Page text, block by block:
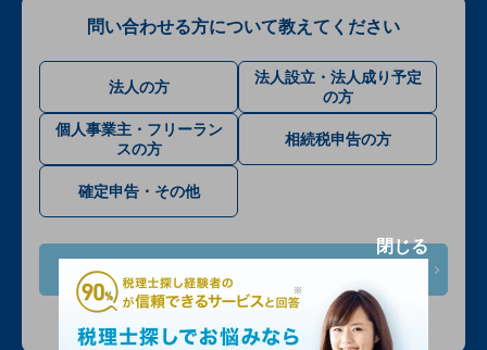
問い合わせる方について教えてください
法人の方
法人設立・法人成り予定
の方
個人事業主・フリーラン
スの方
相続税申告の方
確定申告・その他
入力情報は公開されません
閉じる